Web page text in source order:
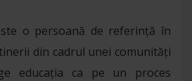
o persoană de referință în
din cadrul unei comunități
educația ca pe un proces